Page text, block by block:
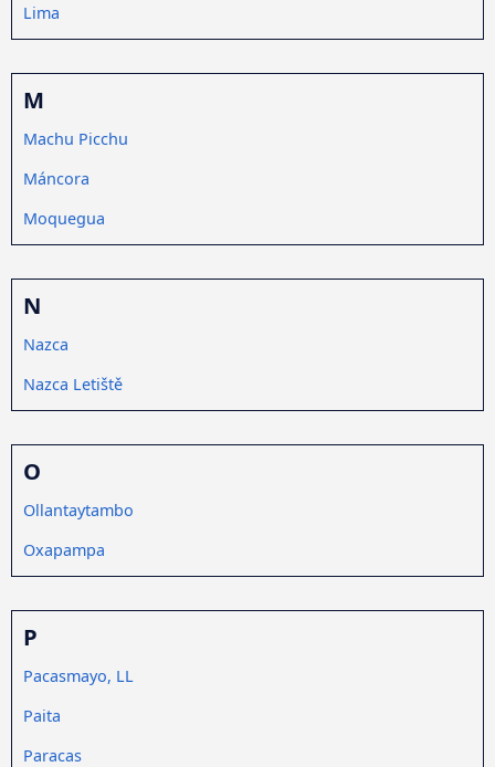
Lima
M
Machu Picchu
Máncora
Moquegua
N
Nazca
Nazca Letiště
O
Ollantaytambo
Oxapampa
P
Pacasmayo, LL
Paita
Paracas